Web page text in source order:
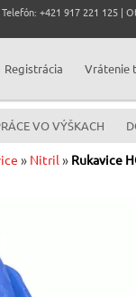
+421 917 221 125
Registrácia Vrátenie
VO VÝŠKACH
» Nitril » Rukavice